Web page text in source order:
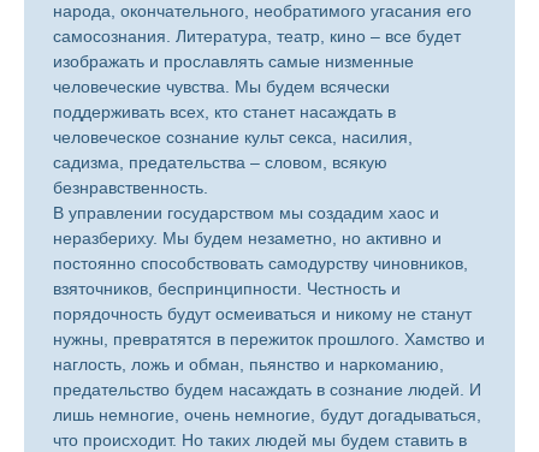
народа, окончательного, необратимого угасания его
самосознания. Литература, театр, кино – все будет
изображать и прославлять самые низменные
человеческие чувства. Мы будем всячески
поддерживать всех, кто станет насаждать в
человеческое сознание культ секса, насилия,
садизма, предательства – словом, всякую
безнравственность.
В управлении государством мы создадим хаос и
неразбериху. Мы будем незаметно, но активно и
постоянно способствовать самодурству чиновников,
взяточников, беспринципности. Честность и
порядочность будут осмеиваться и никому не станут
нужны, превратятся в пережиток прошлого. Хамство и
наглость, ложь и обман, пьянство и наркоманию,
предательство будем насаждать в сознание людей. И
лишь немногие, очень немногие, будут догадываться,
что происходит. Но таких людей мы будем ставить в